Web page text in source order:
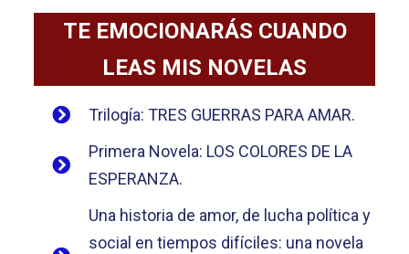
TE EMOCIONARÁS CUANDO
LEAS MIS NOVELAS
Trilogía: TRES GUERRAS PARA AMAR.
Primera Novela: LOS COLORES DE LA
ESPERANZA.
Una historia de amor, de lucha política y
social en tiempos difíciles: una novela